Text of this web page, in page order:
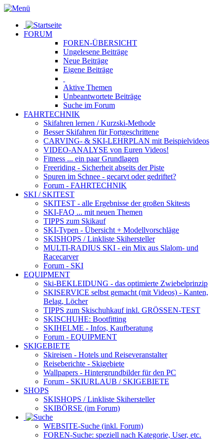
FORUM
FOREN-ÜBERSICHT
Ungelesene Beiträge
Neue Beiträge
Eigene Beiträge
Aktive Themen
Unbeantwortete Beiträge
Suche im Forum
FAHRTECHNIK
Skifahren lernen / Kurzski-Methode
Besser Skifahren für Fortgeschrittene
CARVING- & SKI-LEHRPLAN mit Beispielvideos
VIDEO-ANALYSE von Euren Videos!
Fitness ... ein paar Grundlagen
Freeriding - Sicherheit abseits der Piste
Spuren im Schnee - gecarvt oder gedriftet?
Forum - FAHRTECHNIK
SKI / SKITEST
SKITEST - alle Ergebnisse der großen Skitests
SKI-FAQ ... mit neuen Themen
TIPPS zum Skikauf
SKI-Typen - Übersicht + Modellvorschläge
SKISHOPS / Linkliste Skihersteller
MULTI-RADIUS SKI - ein Mix aus Slalom- und
Racecarver
Forum - SKI
EQUIPMENT
Ski-BEKLEIDUNG - das optimierte Zwiebelprinzip
SKISERVICE selbst gemacht (mit Videos) - Kanten,
Belag, Löcher
TIPPS zum Skischuhkaufinkl. GRÖSSEN-TEST
SKISCHUHE: Bootfitting
SKIHELME - Infos, Kaufberatung
Forum - EQUIPMENT
SKIGEBIETE
Skireisen - Hotels und Reiseveranstalter
Reiseberichte - Skigebiete
Wallpapers - Hintergrundbilder für den PC
Forum - SKIURLAUB / SKIGEBIETE
SHOPS
SKISHOPS / Linkliste Skihersteller
SKIBÖRSE (im Forum)
WEBSITE-Suche (inkl. Forum)
FOREN-Suche: speziell nach Kategorie, User, etc.